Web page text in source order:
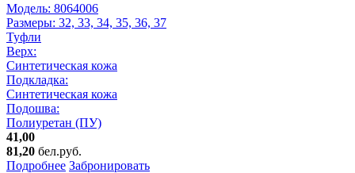
Модель: 8064006
Размеры: 32, 33, 34, 35, 36, 37
Туфли
Верх:
Синтетическая кожа
Подкладка:
Синтетическая кожа
Подошва:
Полиуретан (ПУ)
41,00
81,20 бел.руб.
Подробнее Забронировать